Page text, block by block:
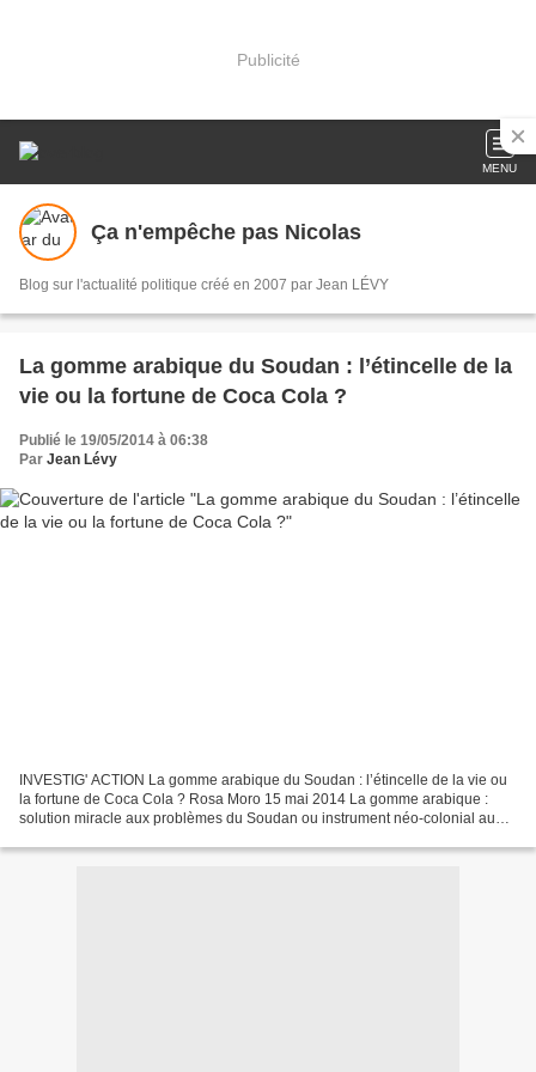
Publicité
MENU
Ça n'empêche pas Nicolas
Blog sur l'actualité politique créé en 2007 par Jean LÉVY
La gomme arabique du Soudan : l’étincelle de la
vie ou la fortune de Coca Cola ?
Publié le 19/05/2014 à 06:38
Par Jean Lévy
INVESTIG' ACTION La gomme arabique du Soudan : l’étincelle de la vie ou
la fortune de Coca Cola ? Rosa Moro 15 mai 2014 La gomme arabique :
solution miracle aux problèmes du Soudan ou instrument néo-colonial au